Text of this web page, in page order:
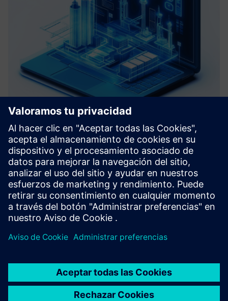
Roadmap Virtual Commissioning
Le ayudamos a definir un camino claro hacia su fábrica
digital mediante la evaluación de sus sistemas actuales y la
identificación de los principales puntos débiles. Basándonos
en el análisis de datos y en los principios de Virtua...
Más información